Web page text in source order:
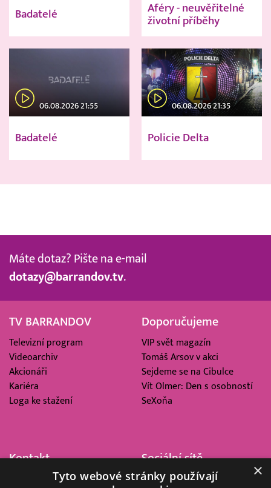
Badatelé
Aféry - neuvěřitelné
životní příběhy
06.08.2026 21:55
Badatelé
06.08.2026 21:35
Policie Delta
Máte dotaz? Pište na e-mail
dotazy@barrandov.tv.
TV BARRANDOV
Televizní program
Videoarchiv
Akcionáři
Kariéra
Loga ke stažení
Doporučujeme
VIP svět magazín
Tomáš Arsov v akci
Sejdeme se na Cibulce
Vít Olmer: Den s osobností
SeXoňa
Kontakt
Barrandov Televizní Studio,
Sociální sítě
×
Tyto webové stránky používají